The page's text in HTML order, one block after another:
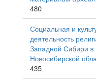
480
Социальная и
деятельность
Западной Сибири в
Новосибирской
435